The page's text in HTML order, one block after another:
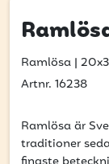
Event
Logga in
Vill du få
att få
Ramlösa |
Artnr. 16238
Ramlösa är
traditioner